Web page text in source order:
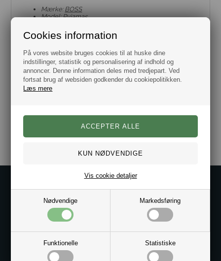
Cookies information
På vores website bruges cookies til at huske dine
indstillinger, statistik og personalisering af indhold og
annoncer. Denne information deles med tredjepart. Ved
fortsat brug af websiden godkender du cookiepolitikken.
Læs mere
Nødvendige Markedsføring
Funktionelle Statistiske
Vis cookie detaljer
Mærke: BOSS
Model:Pyjamas
Størrelse: Flere varianter fra str. Small til XXL.
Materiale: 55% Bomuld, 37% Modal & 8% Elastan
Kundeservice@bestman.dk